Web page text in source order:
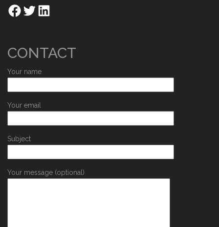
CONTACT
Your name
Your email
Subject
Your message (optional)